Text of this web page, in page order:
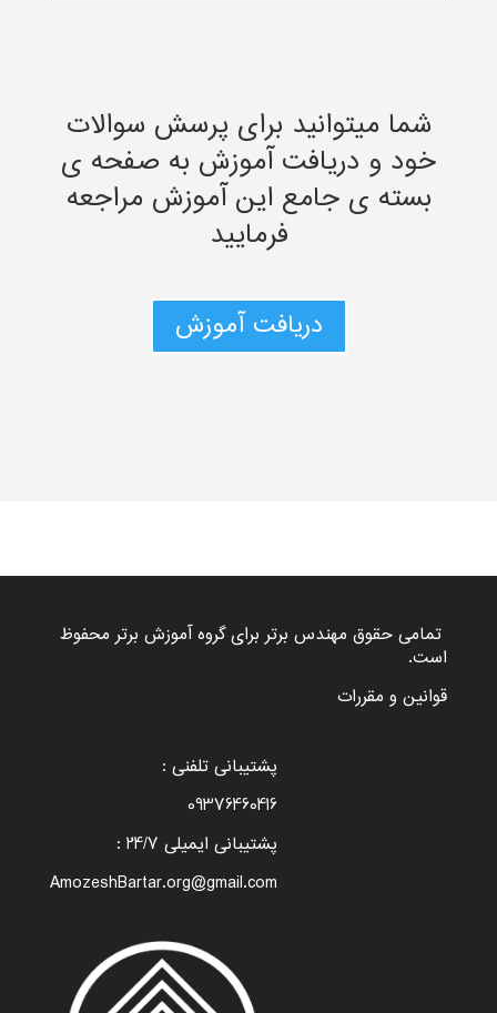
شما میتوانید برای پرسش سوالات
خود و دریافت آموزش به صفحه ی
بسته ی جامع این آموزش مراجعه
فرمایید
دریافت آموزش
تمامی حقوق مهندس برتر برای گروهآموزش برترمحفوظ
است.
قوانین و مقررات
پشتیبانی تلفنی :
09376460416
پشتیبانی ایمیلی 24/7 :
AmozeshBartar.org@gmail.com